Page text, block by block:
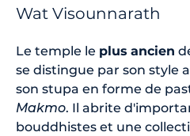
Wat Visounnarath
Le temple le plus ancien
se distingue par son style
son stupa en forme de
Makmo. Il abrite
bouddhistes et une